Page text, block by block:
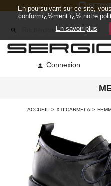

 Connexion
ACCUEIL XTI.CARMELA
En poursuivant sur ce site,
conformï¿½ment ï¿½ notre
En savoir plus